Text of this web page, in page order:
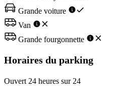
Grande voiture
Van
Grande fourgonnette
Horaires du parking
Ouvert 24 heures sur 24